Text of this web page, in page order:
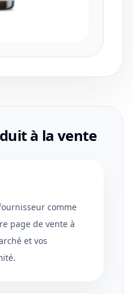
à la vente
comme
page de vente à
et vos